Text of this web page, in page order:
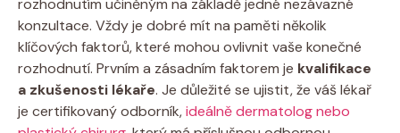
konzultace. Vždy je dobré mít na paměti několik
klíčových faktorů, které mohou ovlivnit vaše konečné
rozhodnutí. Prvním a zásadním faktorem je kvalifikace
a zkušenosti lékaře. Je důležité se ujistit, že váš lékař
je certifikovaný odborník,ideálně dermatolog nebo